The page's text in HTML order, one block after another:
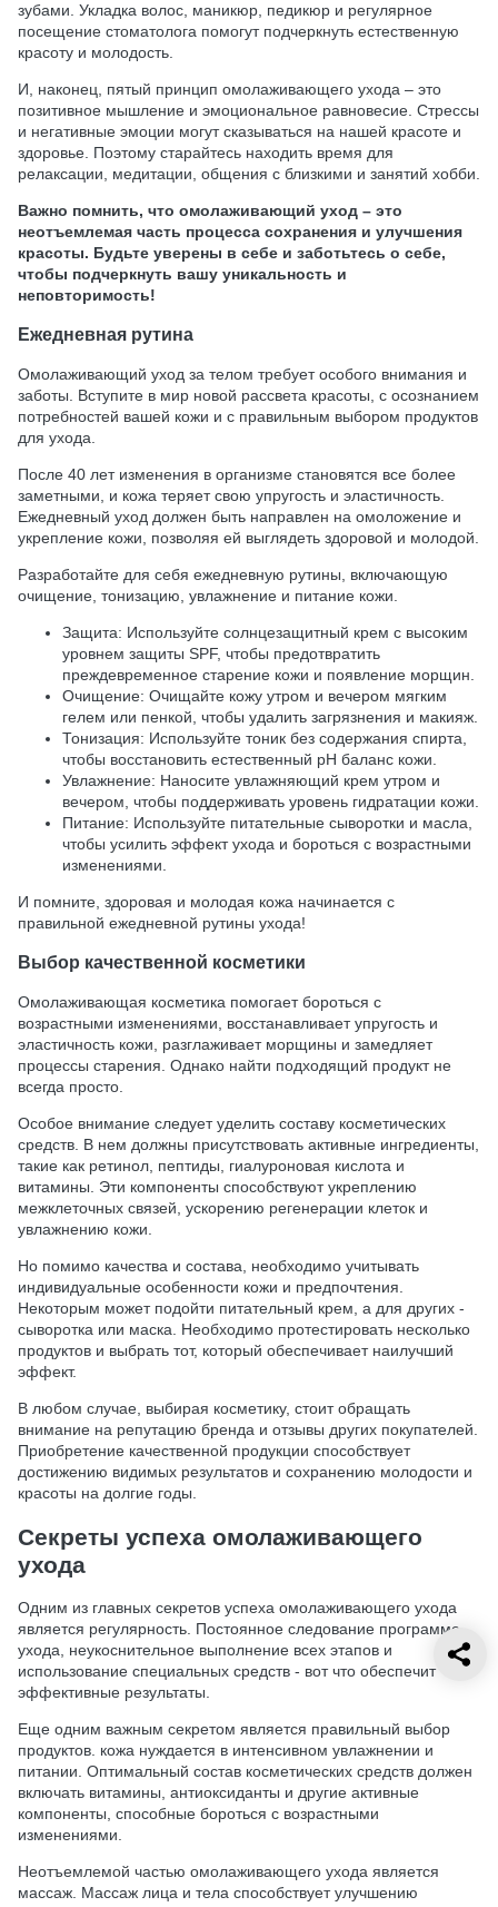
зубами. Укладка волос, маникюр, педикюр и регулярное
посещение стоматолога помогут подчеркнуть естественную
красоту и молодость.
И, наконец, пятый принцип омолаживающего ухода – это
позитивное мышление и эмоциональное равновесие. Стрессы
и негативные эмоции могут сказываться на нашей красоте и
здоровье. Поэтому старайтесь находить время для
релаксации, медитации, общения с близкими и занятий хобби.
Важно помнить, что омолаживающий уход – это
неотъемлемая часть процесса сохранения и улучшения
красоты. Будьте уверены в себе и заботьтесь о себе,
чтобы подчеркнуть вашу уникальность и
неповторимость!
Ежедневная рутина
Омолаживающий уход за телом требует особого внимания и
заботы. Вступите в мир новой рассвета красоты, с осознанием
потребностей вашей кожи и с правильным выбором продуктов
для ухода.
После 40 лет изменения в организме становятся все более
заметными, и кожа теряет свою упругость и эластичность.
Ежедневный уход должен быть направлен на омоложение и
укрепление кожи, позволяя ей выглядеть здоровой и молодой.
Разработайте для себя ежедневную рутины, включающую
очищение, тонизацию, увлажнение и питание кожи.
Защита: Используйте солнцезащитный крем с высоким
уровнем защиты SPF, чтобы предотвратить
преждевременное старение кожи и появление морщин.
Очищение: Очищайте кожу утром и вечером мягким
гелем или пенкой, чтобы удалить загрязнения и макияж.
Тонизация: Используйте тоник без содержания спирта,
чтобы восстановить естественный pH баланс кожи.
Увлажнение: Наносите увлажняющий крем утром и
вечером, чтобы поддерживать уровень гидратации кожи.
Питание: Используйте питательные сыворотки и масла,
чтобы усилить эффект ухода и бороться с возрастными
изменениями.
И помните, здоровая и молодая кожа начинается с
правильной ежедневной рутины ухода!
Выбор качественной косметики
Омолаживающая косметика помогает бороться с
возрастными изменениями, восстанавливает упругость и
эластичность кожи, разглаживает морщины и замедляет
процессы старения. Однако найти подходящий продукт не
всегда просто.
Особое внимание следует уделить составу косметических
средств. В нем должны присутствовать активные ингредиенты,
такие как ретинол, пептиды, гиалуроновая кислота и
витамины. Эти компоненты способствуют укреплению
межклеточных связей, ускорению регенерации клеток и
увлажнению кожи.
Но помимо качества и состава, необходимо учитывать
индивидуальные особенности кожи и предпочтения.
Некоторым может подойти питательный крем, а для других -
сыворотка или маска. Необходимо протестировать несколько
продуктов и выбрать тот, который обеспечивает наилучший
эффект.
В любом случае, выбирая косметику, стоит обращать
внимание на репутацию бренда и отзывы других покупателей.
Приобретение качественной продукции способствует
достижению видимых результатов и сохранению молодости и
красоты на долгие годы.
Секреты успеха омолаживающего
ухода
Одним из главных секретов успеха омолаживающего ухода
является регулярность. Постоянное следование программе
ухода, неукоснительное выполнение всех этапов и
использование специальных средств - вот что обеспечит
эффективные результаты.
Еще одним важным секретом является правильный выбор
продуктов. кожа нуждается в интенсивном увлажнении и
питании. Оптимальный состав косметических средств должен
включать витамины, антиоксиданты и другие активные
компоненты, способные бороться с возрастными
изменениями.
Неотъемлемой частью омолаживающего ухода является
массаж. Массаж лица и тела способствует улучшению